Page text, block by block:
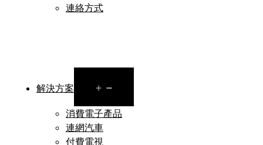
連絡方式
解決方案
menu
消費電子產品
連網汽車
付費電視